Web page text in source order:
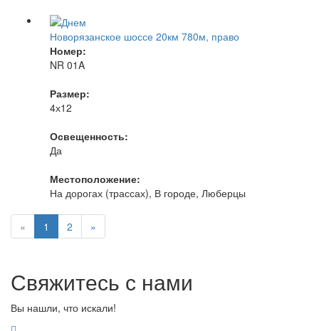
Новорязанское шоссе 20км 780м, право
Номер:
NR 01A
Размер:
4х12
Освещенность:
Да
Местоположение:
На дорогах (трассах), В городе, Люберцы
« 1 2 »
Свяжитесь с нами
Вы нашли, что искали!